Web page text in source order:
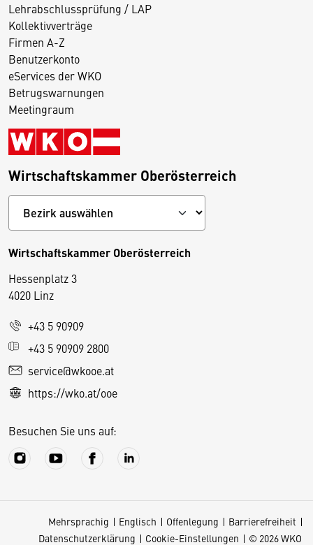
Lehrabschlussprüfung / LAP
Kollektivverträge
Firmen A-Z
Benutzerkonto
eServices der WKO
Betrugswarnungen
Meetingraum
Wirtschaftskammer Oberösterreich
Wirtschaftskammer Oberösterreich
Hessenplatz 3
4020 Linz
+43 5 90909
+43 5 90909 2800
service@wkooe.at
https://wko.at/ooe
Besuchen Sie uns auf:
Mehrsprachig Englisch Offenlegung
Barrierefreiheit
Datenschutzerklärung
Cookie-Einstellungen © 2026 WKO
D
e
s
S
e